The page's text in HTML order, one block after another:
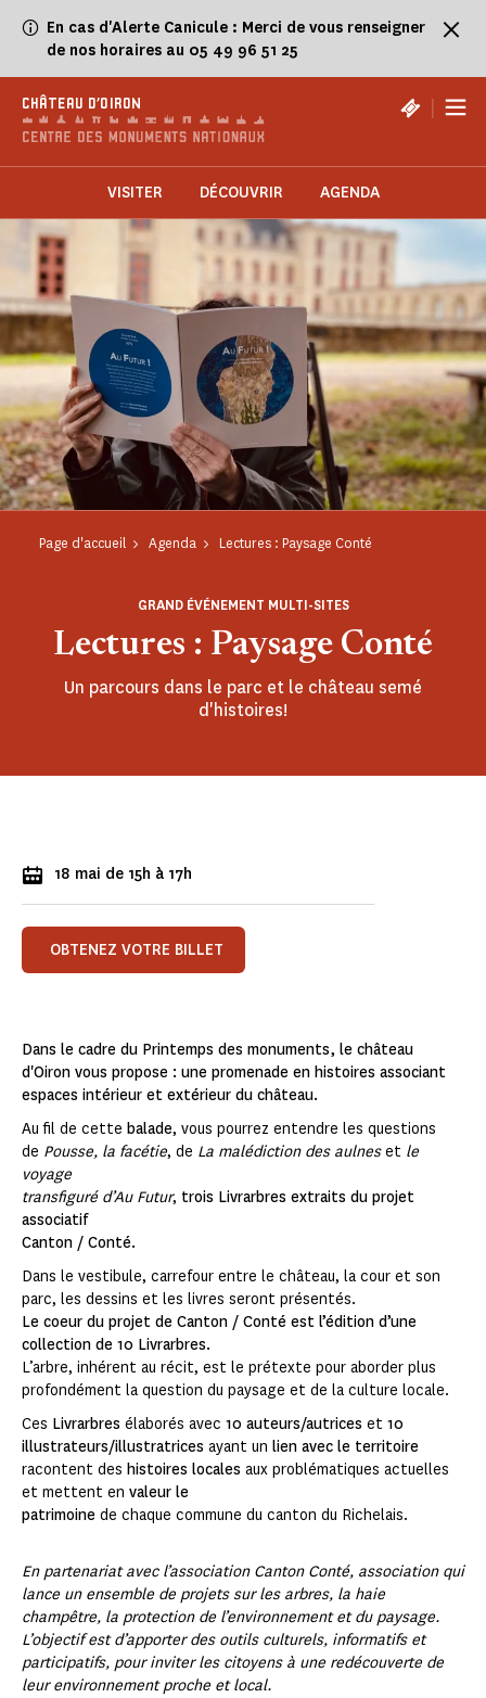
En cas d'Alerte Canicule : Merci de vous renseigner
de nos horaires au 05 49 96 51 25
CHÂTEAU D'OIRON |
VISITER DÉCOUVRIR AGENDA
Page d'accueil Agenda Lectures : Paysage Conté
Lectures : Paysage Conté
GRAND ÉVÉNEMENT MULTI-SITES
Un parcours dans le parc et le château semé
d'histoires!
18 mai de 15h à 17h
OBTENEZ VOTRE BILLET
Dans le cadre du Printemps des monuments, le château
d'Oiron vous propose : une promenade en histoires associant
espaces intérieur et extérieur du château.
Au fil de cette balade, vous pourrez entendre les questions
de Pousse, la facétie, de La malédiction des aulneset le
voyage
transfiguré d’Au Futur, trois Livrarbres extraits du projet
associatif
Canton / Conté.
Dans le vestibule, carrefour entre le château, la cour et son
parc, les dessins et les livres seront présentés.
Le coeur du projet de Canton / Conté est l’édition d’une
collection de 10 Livrarbres.
L’arbre, inhérent au récit, est le prétexte pour aborder plus
profondément la question du paysage et de la culture locale.
Ces Livrarbres élaborés avec 10 auteurs/autrices et 10
illustrateurs/illustratrices ayant un lien avec le territoire
racontent des histoires locales aux problématiques actuelles
et mettent en valeur le
patrimoine de chaque commune du canton du Richelais.
En partenariat avec l’association Canton Conté, association qui
lance un ensemble de projets sur les arbres, la haie
champêtre, la protection de l’environnement et du paysage.
L’objectif est d’apporter des outils culturels, informatifs et
participatifs, pour inviter les citoyens à une redécouverte de
leur environnement proche et local.